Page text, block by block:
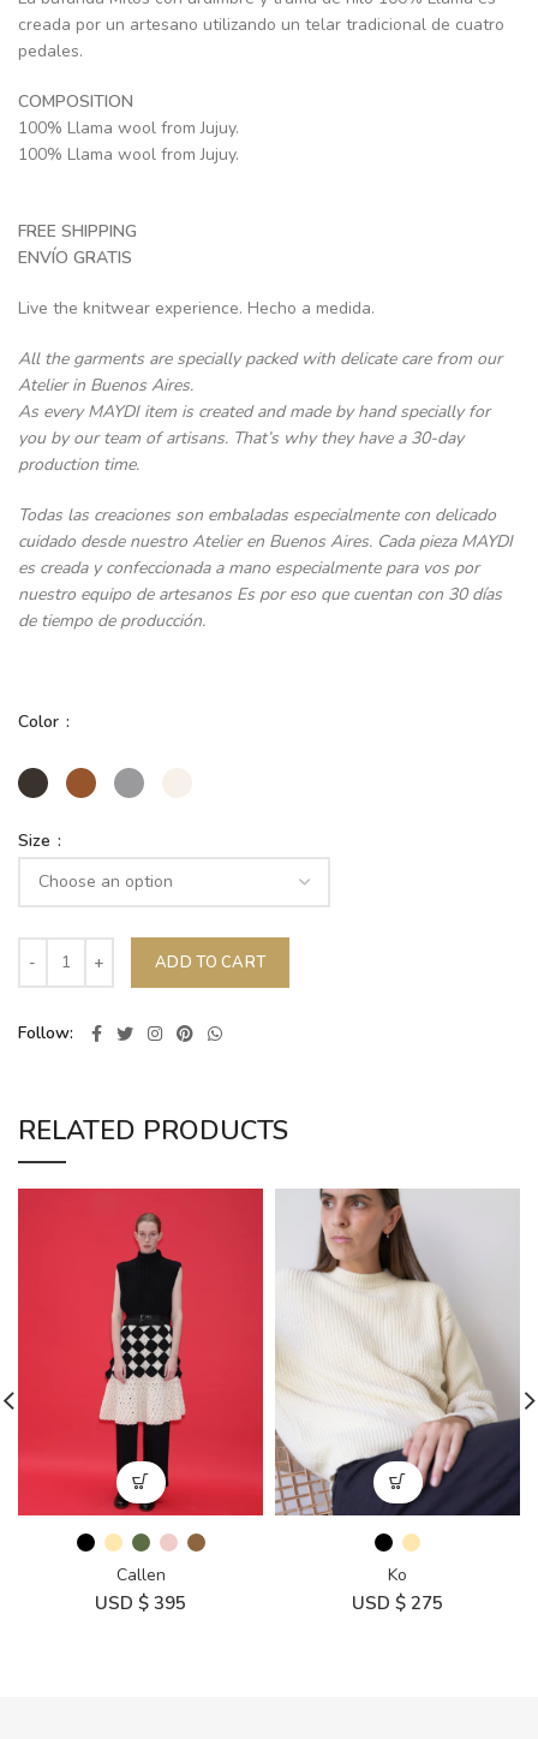
creada por un artesano utilizando un telar tradicional de cuatro
pedales.
COMPOSITION
100% Llama wool from Jujuy.
100% Llama wool from Jujuy.
FREE SHIPPING
ENVÍO GRATIS
Live the knitwear experience. Hecho a medida.
All the garments are specially packed with delicate care from our
Atelier in Buenos Aires.
As every MAYDI item is created and made by hand specially for
you by our team of artisans. That’s why they have a 30-day
production time.
Todas las creaciones son embaladas especialmente con delicado
cuidado desde nuestro Atelier en Buenos Aires. Cada pieza MAYDI
es creada y confeccionada a mano especialmente para vos por
nuestro equipo de artesanos Es por eso que cuentan con 30 días
de tiempo de producción.
Color
Size
ADD TO CART
Follow
RELATED PRODUCTS
Callen
USD $ 395
Ko
USD $ 275